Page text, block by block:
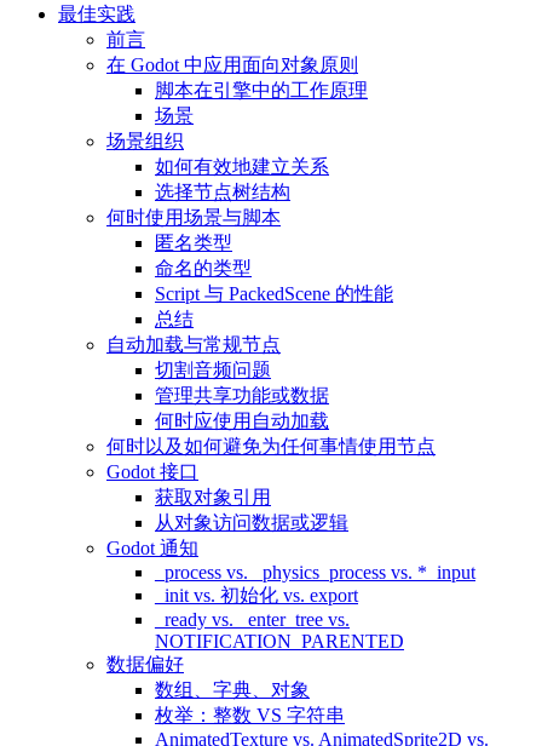
最佳实践
前言
在 Godot 中应用面向对象原则
脚本在引擎中的工作原理
场景
场景组织
如何有效地建立关系
选择节点树结构
何时使用场景与脚本
匿名类型
命名的类型
Script 与 PackedScene 的性能
总结
自动加载与常规节点
切割音频问题
管理共享功能或数据
何时应使用自动加载
何时以及如何避免为任何事情使用节点
Godot 接口
获取对象引用
从对象访问数据或逻辑
Godot 通知
_process vs. _physics_process vs. *_input
_init vs. 初始化 vs. export
_ready vs. _enter_tree vs.
NOTIFICATION_PARENTED
数据偏好
数组、字典、对象
枚举：整数 VS 字符串
AnimatedTexture vs. AnimatedSprite2D vs.